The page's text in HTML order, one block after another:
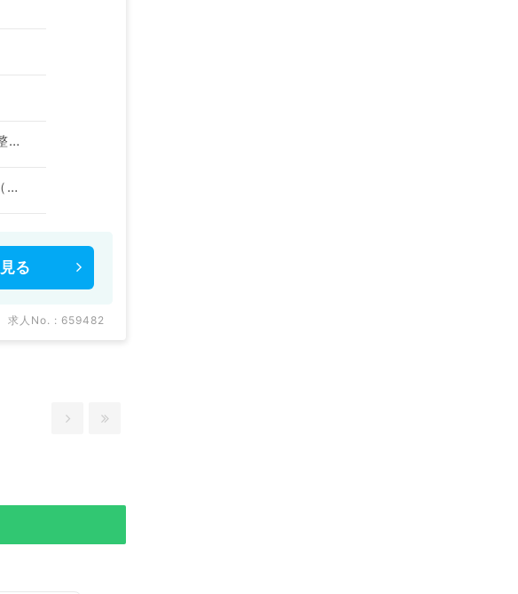
神経内科、精神科、神経科、アレルギー科、リウマチ科、小児科、整形外科、形成外科、美容外科、脳神経外科、呼吸器外科、心臓血管外科、小児外科、皮膚科、泌尿器科、産婦人科、産科、婦人科、眼科、耳鼻咽喉科、気管食道科、放射線科、リハビリテーション科、麻酔科、ペインクリニック、人工透析科、緩和ケア科、一般内科、循環器内科、消化器内科、内分泌・代謝内科、腎臓内科、老年内科、血液内科、外科系全般、一般外科、消化器外科、乳腺外科、総合診療科、美容皮膚科、健診・人間ドック、救急科・ＩＣＵ、病理科、基礎医学系、膠原病科、スポーツ整形外科、大腸・肛門外科、産業医、脊髄・脊椎外科、科目不問
訪問診療（居宅）, 訪問診療（施設）, 訪問診療（居宅）, 訪問診療（施設）, その他
見る
求人No. : 659482